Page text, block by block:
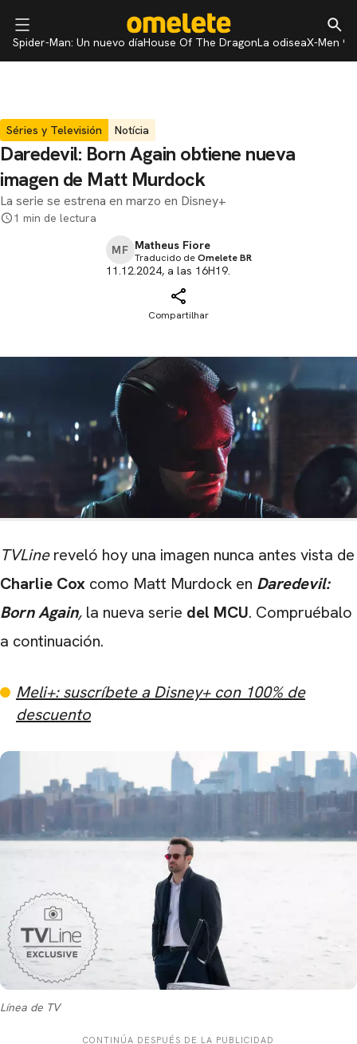
Spider-Man: Un nuevo díaHouse Of The DragonLa odiseaX-Men 97
Séries y Televisión Notícia
Daredevil: Born Again obtiene nueva
imagen de Matt Murdock
La serie se estrena en marzo en Disney+
1 min de lectura
MF Matheus Fiore
Traducido deOmelete BR
11.12.2024, a las 16H19.
Compartilhar
TVLinereveló hoy una imagen nunca antes vista de
Charlie Cox como Matt Murdock en Daredevil:
Born Again, la nueva serie del MCU. Compruébalo
a continuación.
Meli+: suscríbete a Disney+ con 100% de
descuento
Línea de TV
CONTINÚA DESPUÉS DE LA PUBLICIDAD